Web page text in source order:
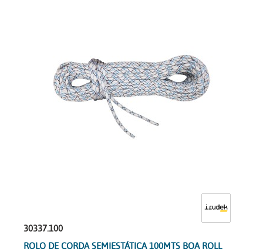
30337.100
ROLO DE CORDA SEMIESTÁTICA 100MTS BOA ROLL